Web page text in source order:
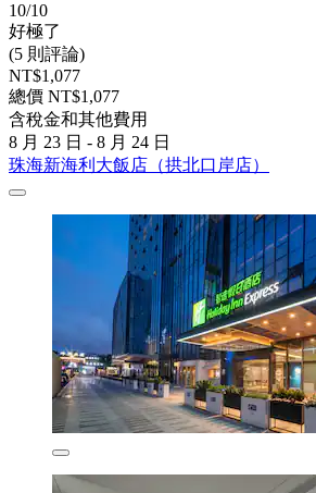
10/10
好極了
(5 則評論)
NT$1,077
總價 NT$1,077
含稅金和其他費用
8 月 23 日 - 8 月 24 日
珠海新海利大飯店（拱北口岸店）